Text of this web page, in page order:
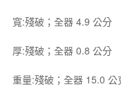
寬:殘破；全器 4.9 公分
厚:殘破；全器 0.8 公分
重量:殘破；全器 15.0 公